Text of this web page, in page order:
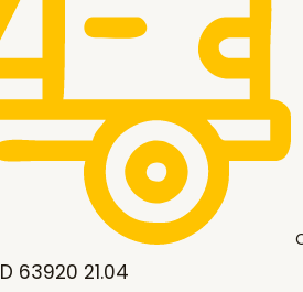
63920 21.04